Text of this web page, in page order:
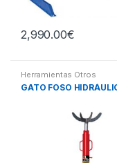
2,990.00€
Herramientas Otros
GATO FOSO